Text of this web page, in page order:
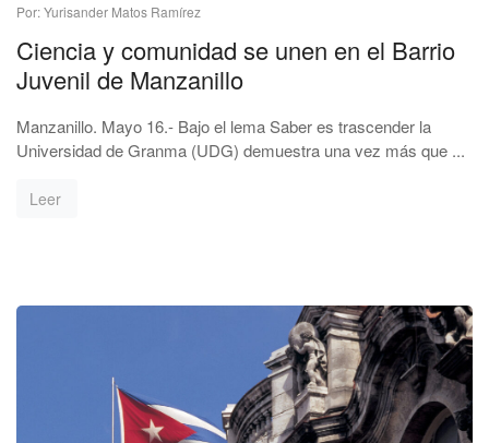
Por: Yurisander Matos Ramírez
Ciencia y comunidad se unen en el Barrio
Juvenil de Manzanillo
Manzanillo. Mayo 16.- Bajo el lema Saber es trascender la
Universidad de Granma (UDG) demuestra una vez más que ...
Leer